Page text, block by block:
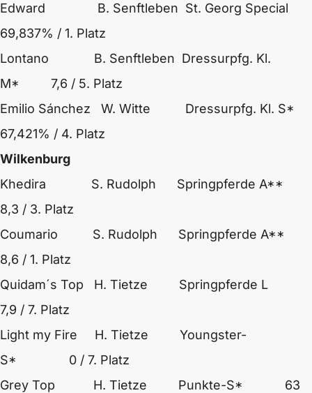
Edward B. Senftleben St. Georg Special
69,837% / 1. Platz
Lontano B. Senftleben Dressurpfg. Kl.
M* 7,6 / 5. Platz
Emilio Sánchez W. Witte Dressurpfg. Kl. S*
67,421% / 4. Platz
Wilkenburg
Khedira S. Rudolph Springpferde A**
8,3 / 3. Platz
Coumario S. Rudolph Springpferde A**
8,6 / 1. Platz
Quidam´s Top H. Tietze Springpferde L
7,9 / 7. Platz
Light my Fire H. Tietze Youngster-
S* 0 / 7. Platz
Grey Top H. Tietze Punkte-S* 63